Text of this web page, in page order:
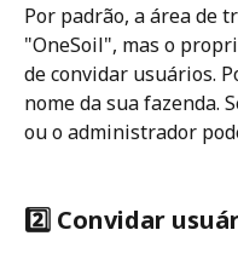
Por padrão, a área de
"OneSoil", mas o
de convidar usuários.
nome da sua fazenda.
ou o administrador
2️⃣ Convidar